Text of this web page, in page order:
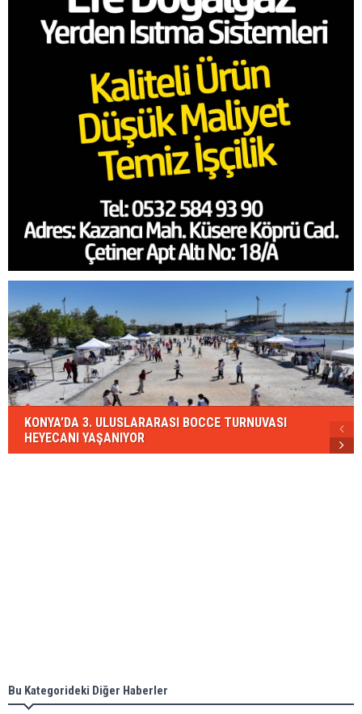
KONYA’DA 3. ULUSLARARASI BOCCE TURNUVASI
HEYECANI YAŞANIYOR
Bu Kategorideki Diğer Haberler